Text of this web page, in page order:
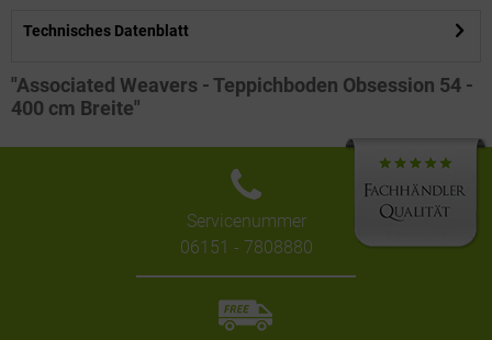
Technisches Datenblatt
"Associated Weavers - Teppichboden Obsession 54 -
400 cm Breite"
Servicenummer
06151 - 7808880